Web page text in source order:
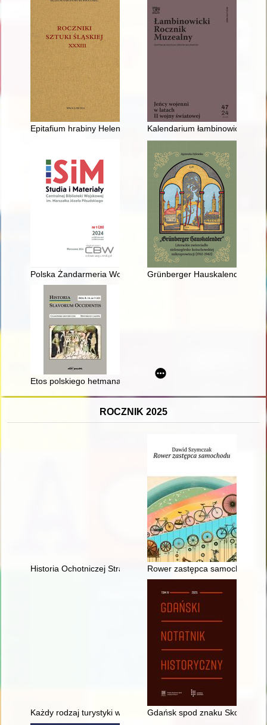
Epitafium hrabiny Helene Sophie Magdalene von Hohberg-
Kalendarium łambinowickie
Polska Żandarmeria Wojskowa - dawniej i dziś = Polish
Grünberger Hauskalender" :
Etos polskiego hetmana na kartach rodzimych traktatów
ROCZNIK 2025
Historia Ochotniczej Straży Pożarnej w Klonowcu Starym w
Rower zastępca samochodu
Każdy rodzaj turystyki wymaga innego ekwipunku" :
Gdańsk spod znaku